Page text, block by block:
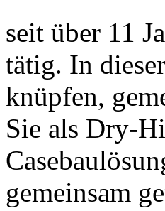
seit über 11
tätig. In
knüpfen,
Sie als Dry-
gemeinsam